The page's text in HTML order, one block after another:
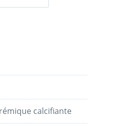
calcifiante